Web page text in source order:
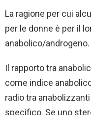
La ragione per cui
per le donne è per il
anabolico/androgeno.
Il rapporto tra
come indice
radio tra
specifico. Se uno